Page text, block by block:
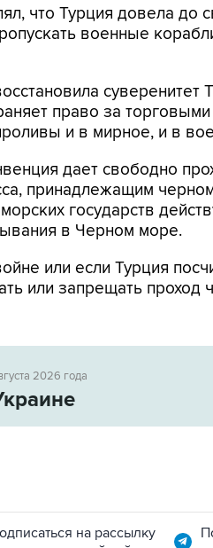
что Турция довела до
военные
суверенитет
право за
и в мирное, и в
дает свободно
принадлежащим
государств
в Черном море.
или если Турция
или запрещать
2026 года
на рассылку